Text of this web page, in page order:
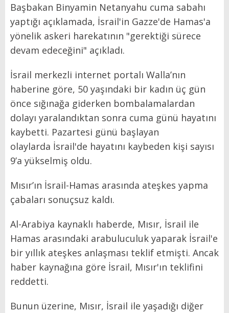
Başbakan Binyamin Netanyahu cuma sabahı
yaptığı açıklamada, İsrail'in Gazze'de Hamas'a
yönelik askeri harekatının "gerektiği sürece
devam edeceğini" açıkladı.
İsrail merkezli internet portalı Walla’nın
haberine göre, 50 yaşındaki bir kadın üç gün
önce sığınağa giderken bombalamalardan
dolayı yaralandıktan sonra cuma günü hayatını
kaybetti. Pazartesi günü başlayan
olaylarda İsrail'de hayatını kaybeden kişi sayısı
9’a yükselmiş oldu.
Mısır’ın İsrail-Hamas arasında ateşkes yapma
çabaları sonuçsuz kaldı.
Al-Arabiya kaynaklı haberde, Mısır, İsrail ile
Hamas arasındaki arabuluculuk yaparak İsrail'e
bir yıllık ateşkes anlaşması teklif etmişti. Ancak
haber kaynağına göre İsrail, Mısır'ın teklifini
reddetti.
Bunun üzerine, Mısır, İsrail ile yaşadığı diğer